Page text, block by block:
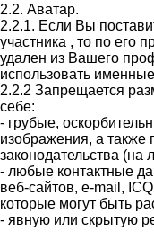
2.2. Аватар.
2.2.1. Если Вы
участника , то по его
удален из Вашего
использовать
2.2.2 Запрещается
себе:
- грубые,
изображения, а
законодательства
- любые контактные
веб-сайтов, e-mail,
которые могут быть
- явную или скрытую